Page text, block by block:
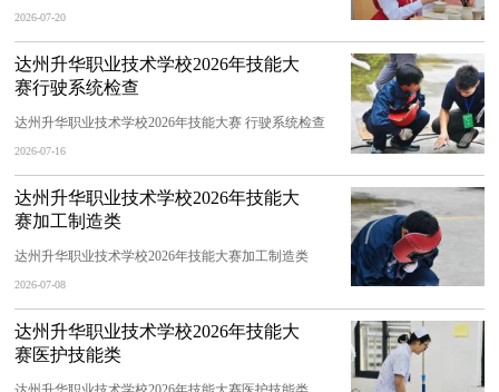
2026-07-20
达州升华职业技术学校2026年技能大
赛行驶系统检查
达州升华职业技术学校2026年技能大赛 行驶系统检查
2026-07-16
达州升华职业技术学校2026年技能大
赛加工制造类
达州升华职业技术学校2026年技能大赛加工制造类
2026-07-08
达州升华职业技术学校2026年技能大
赛医护技能类